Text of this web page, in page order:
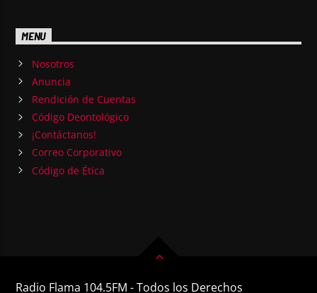
MENU
Nosotros
Anuncia
Rendición de Cuentas
Código Deontológico
¡Contáctanos!
Correo Corporativo
Código de Ética
Radio Flama 104.5FM - Todos los Derechos